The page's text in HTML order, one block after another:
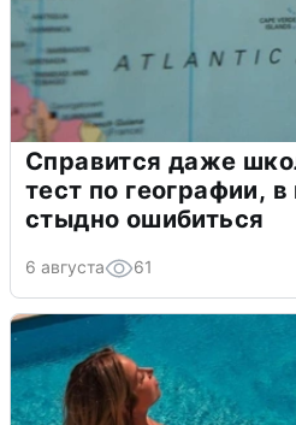
Справится даже
тест по географии,
стыдно ошибиться
6 августа 61